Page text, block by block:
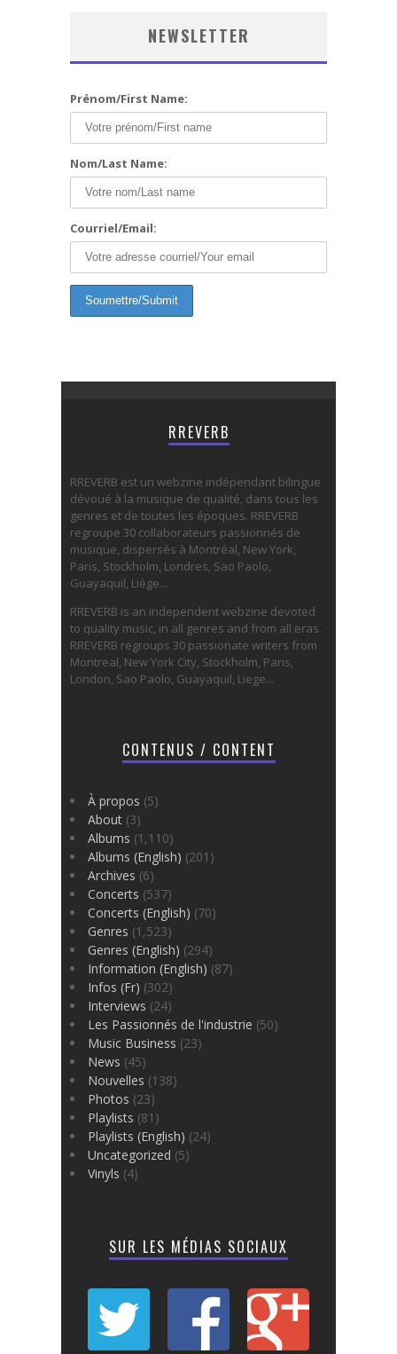
NEWSLETTER
Prénom/First Name:
Nom/Last Name:
Courriel/Email:
RREVERB
RREVERB est un webzine indépendant bilingue
dévoué à la musique de qualité, dans tous les
genres et de toutes les époques. RREVERB
regroupe 30 collaborateurs passionnés de
musique, dispersés à Montréal, New York,
Paris, Stockholm, Londres, Sao Paolo,
Guayaquil, Liège...
RREVERB is an independent webzine devoted
to quality music, in all genres and from all eras.
RREVERB regroups 30 passionate writers from
Montreal, New York City, Stockholm, Paris,
London, Sao Paolo, Guayaquil, Liege...
CONTENUS / CONTENT
À propos (5)
About (3)
Albums (1,110)
Albums (English) (201)
Archives (6)
Concerts (537)
Concerts (English) (70)
Genres (1,523)
Genres (English) (294)
Information (English) (87)
Infos (Fr) (302)
Interviews (24)
Les Passionnés de l'industrie (50)
Music Business (23)
News (45)
Nouvelles (138)
Photos (23)
Playlists (81)
Playlists (English) (24)
Uncategorized (5)
Vinyls (4)
SUR LES MÉDIAS SOCIAUX